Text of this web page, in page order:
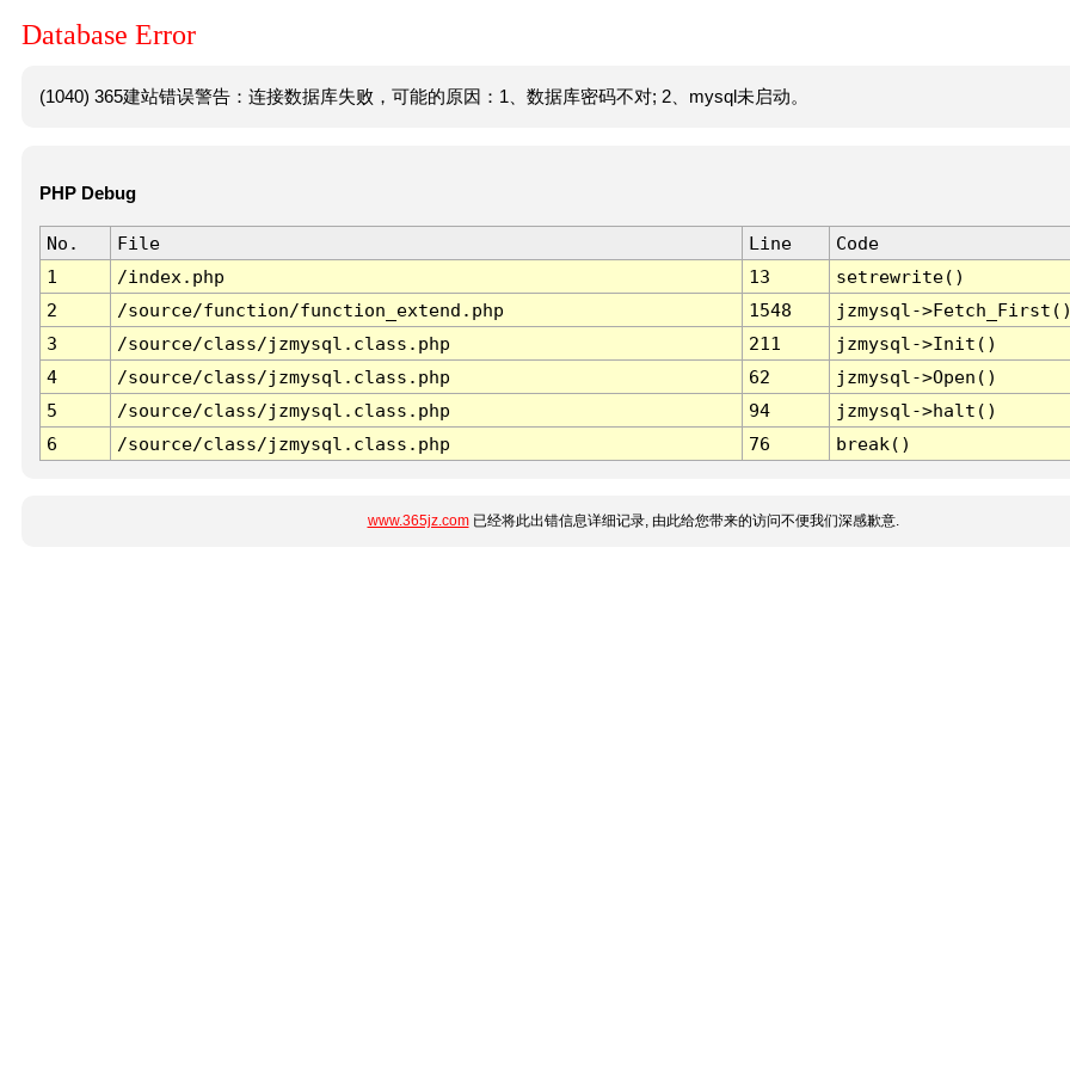
Database Error
(1040) 365建站错误警告：连接数据库失败，可能的原因：1、数据库密码不对; 2、mysql未启动。
PHP Debug
No. File Line
Code
1
/index.php 13
setrewrite()
2
/source/function/function_extend.php 1548
jzmysql-
3
/source/class/jzmysql.class.php 211
jzmysql->Init()
4
/source/class/jzmysql.class.php 62
jzmysql->Open()
5
/source/class/jzmysql.class.php 94
jzmysql->halt()
6
/source/class/jzmysql.class.php 76 break()
www.365jz.com已经将此出错信息详细记录, 由此给您带来的访问不便我们深感歉意.